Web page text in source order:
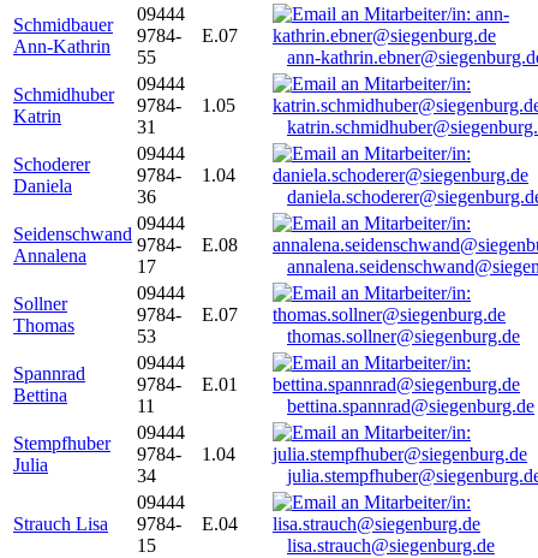
Schmidbauer
Ann-Kathrin
09444
9784-
55
E.07
ann-
Schmidhuber
Katrin
09444
9784-
31
1.05
Schoderer
Daniela
09444
9784-
36
1.04
Seidenschwand
Annalena
09444
9784-
17
E.08
Sollner
Thomas
09444
9784-
53
E.07
thomas.sollner@siegenburg.de
Spannrad
Bettina
09444
9784-
11
E.01
bettina.spannrad@siegenburg.de
Stempfhuber
Julia
09444
9784-
34
1.04
Strauch Lisa
09444
9784-
15
E.04
lisa.strauch@siegenburg.de